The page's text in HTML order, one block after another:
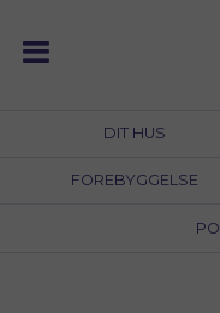
content
DIT HUS
FOREBYGGELSE